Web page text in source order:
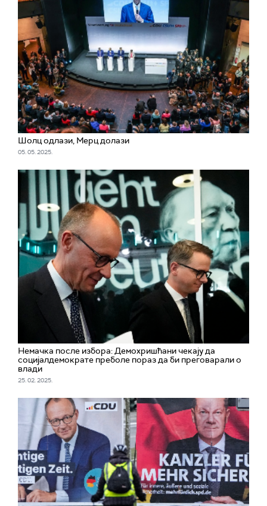
Шолц одлази, Мерц долази
05. 05. 2025.
Немачка после избора: Демохришћани чекају да
социјалдемократе преболе пораз да би преговарали о
влади
25. 02. 2025.